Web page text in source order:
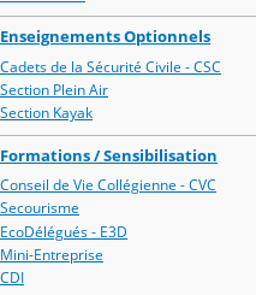
Enseignements Optionnels
Cadets de la Sécurité Civile - CSC
Section Plein Air
Section Kayak
Formations / Sensibilisation
Conseil de Vie Collégienne - CVC
Secourisme
EcoDélégués - E3D
Mini-Entreprise
CDI